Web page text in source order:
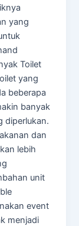
yang
Toilet
yang
beberapa
banyak
diperlukan.
dan
lebih
unit
event
menjadi